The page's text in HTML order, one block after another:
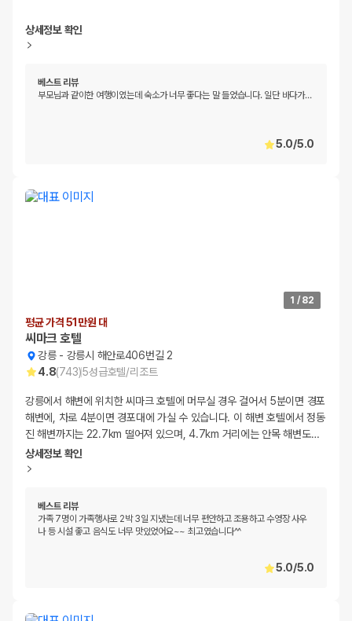
상세정보 확인
베스트 리뷰
부모님과 같이한 여행이였는데 숙소가 너무 좋다는 말 들었습니다. 일단 바다가…
5.0/5.0
1 / 82
평균 가격 51만원 대
씨마크 호텔
강릉- 강릉시 해안로406번길 2
4.8(743)5성급호텔/리조트
강릉에서 해변에 위치한 씨마크 호텔에 머무실 경우 걸어서 5분이면 경포
해변에, 차로 4분이면 경포대에 가실 수 있습니다. 이 해변 호텔에서 정동
진 해변까지는 22.7km 떨어져 있으며, 4.7km 거리에는 안목 해변도…
상세정보 확인
베스트 리뷰
가족 7명이 가족행사로 2박 3일 지냈는데 너무 편안하고 조용하고 수영장 사우
나 등 시설 좋고 음식도 너무 맛있었어요~~ 최고였습니다^^
5.0/5.0